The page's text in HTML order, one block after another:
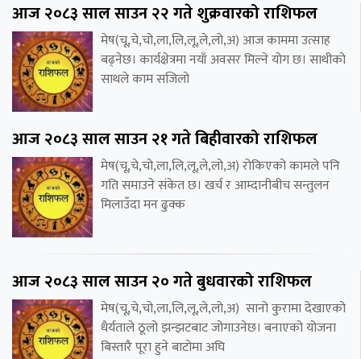
आज २०८३ साल साउन २२ गते शुक्रवारको राशिफल
मेष(चू,चे,चो,ला,लि,लू,ले,लो,अ) आज काममा उत्साह
बढ्नेछ। कार्यक्षेत्रमा नयाँ अवसर मिल्ने योग छ। साथीको
साथले काम सजिलो
आज २०८३ साल साउन २१ गते बिहीवारको राशिफल
मेष(चू,चे,चो,ला,लि,लू,ले,लो,अ) रोकिएको कामले पनि
गति समाउने संकेत छ। खर्च र आम्दानीबीच सन्तुलन
मिलाउँदा मन ढुक्क
आज २०८३ साल साउन २० गते बुधवारको राशिफल
मेष(चू,चे,चो,ला,लि,लू,ले,लो,अ) सानो कुरामा देखाएको
धैर्यताले ठूलो झन्झटबाट जोगाउनेछ। बनाएको योजना
बिस्तारै पूरा हुने बाटोमा अघि